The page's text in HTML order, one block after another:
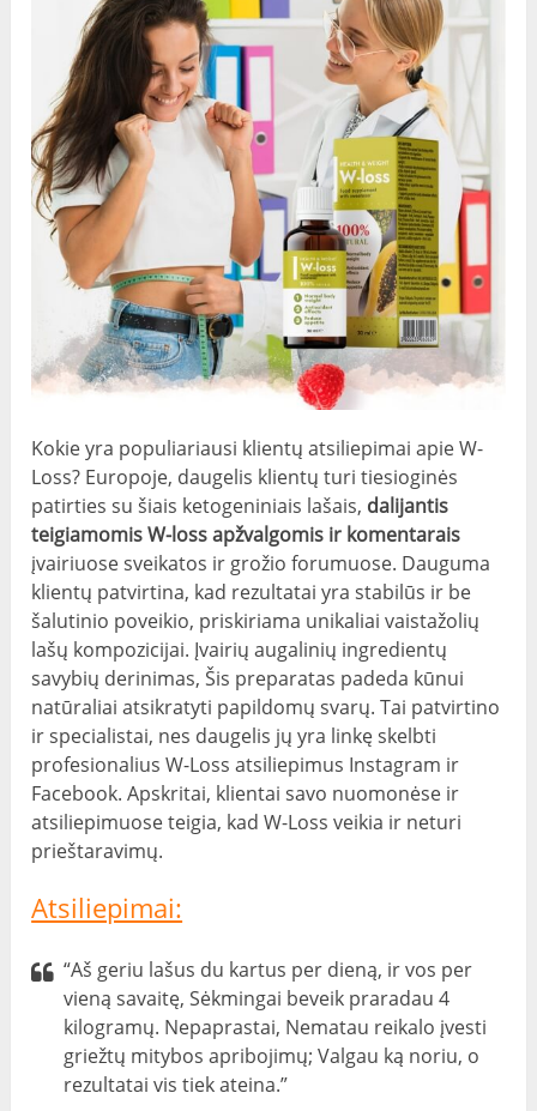
Kokie yra populiariausi klientų atsiliepimai apie W-
Loss? Europoje, daugelis klientų turi tiesioginės
patirties su šiais ketogeniniais lašais, dalijantis
teigiamomis W-loss apžvalgomis ir komentarais
įvairiuose sveikatos ir grožio forumuose. Dauguma
klientų patvirtina, kad rezultatai yra stabilūs ir be
šalutinio poveikio, priskiriama unikaliai vaistažolių
lašų kompozicijai. Įvairių augalinių ingredientų
savybių derinimas, Šis preparatas padeda kūnui
natūraliai atsikratyti papildomų svarų. Tai patvirtino
ir specialistai, nes daugelis jų yra linkę skelbti
profesionalius W-Loss atsiliepimus Instagram ir
Facebook. Apskritai, klientai savo nuomonėse ir
atsiliepimuose teigia, kad W-Loss veikia ir neturi
prieštaravimų.
Atsiliepimai:
“Aš geriu lašus du kartus per dieną, ir vos per
vieną savaitę, Sėkmingai beveik praradau 4
kilogramų. Nepaprastai, Nematau reikalo įvesti
griežtų mitybos apribojimų; Valgau ką noriu, o
rezultatai vis tiek ateina.”